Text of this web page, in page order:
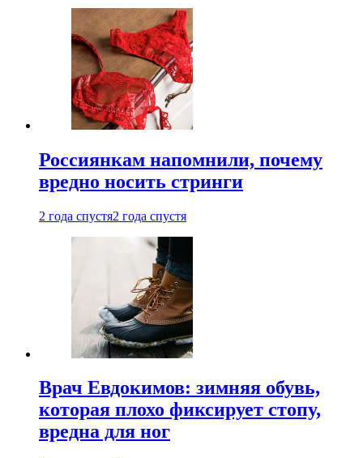
Россиянкам напомнили, почему
вредно носить стринги
2 года спустя2 года спустя
Врач Евдокимов: зимняя обувь,
которая плохо фиксирует стопу,
вредна для ног